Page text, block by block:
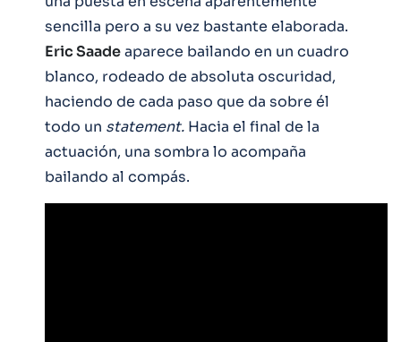
sencilla pero a su vez bastante elaborada.
Eric Saadeaparece bailando en un cuadro
blanco, rodeado de absoluta oscuridad,
haciendo de cada paso que da sobre él
todo un statement. Hacia el final de la
actuación, una sombra lo acompaña
bailando al compás.